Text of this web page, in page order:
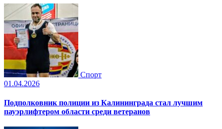
Спорт
01.04.2026
Подполковник полиции из Калининграда стал лучшим
пауэрлифтером области среди ветеранов